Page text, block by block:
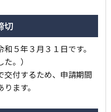
切
和５年３月３１日です。
。）
付するため、申請期間
ます。